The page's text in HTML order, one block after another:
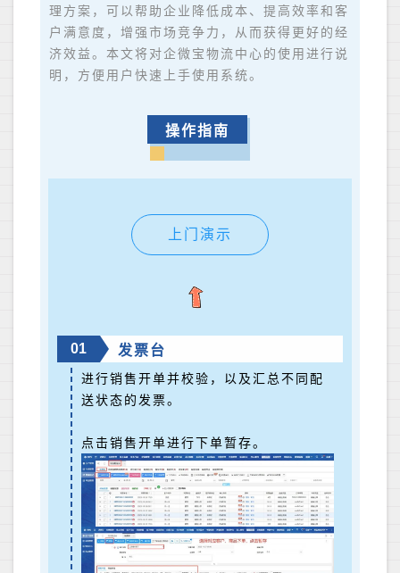
理方案，可以帮助企业降低成本、提高效率和客
户满意度，增强市场竞争力，从而获得更好的经
济效益。本文将对企微宝物流中心的使用进行说
明，方便用户快速上手使用系统。
操作指南
上门演示
01 发票台
进行销售开单并校验，以及汇总不同配
送状态的发票。
点击销售开单进行下单暂存。